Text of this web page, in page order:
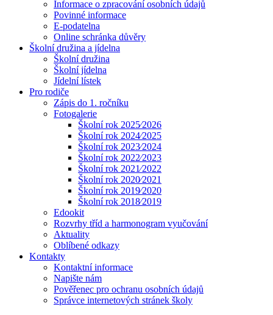
Informace o zpracování osobních údajů
Povinné informace
E-podatelna
Online schránka důvěry
Školní družina a jídelna
Školní družina
Školní jídelna
Jídelní lístek
Pro rodiče
Zápis do 1. ročníku
Fotogalerie
Školní rok 2025⁄2026
Školní rok 2024⁄2025
Školní rok 2023⁄2024
Školní rok 2022⁄2023
Školní rok 2021⁄2022
Školní rok 2020⁄2021
Školní rok 2019⁄2020
Školní rok 2018⁄2019
Edookit
Rozvrhy tříd a harmonogram vyučování
Aktuality
Oblíbené odkazy
Kontakty
Kontaktní informace
Napište nám
Pověřenec pro ochranu osobních údajů
Správce internetových stránek školy